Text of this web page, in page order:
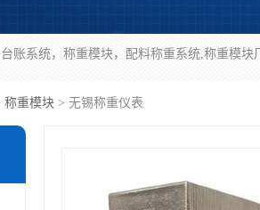
称重模块 > 无锡称重仪表